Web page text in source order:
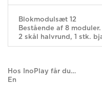
Blokmodulsæt 12
Bestående af 8
2 skål halvrund, 1 stk.
Hos InoPlay får du…
En